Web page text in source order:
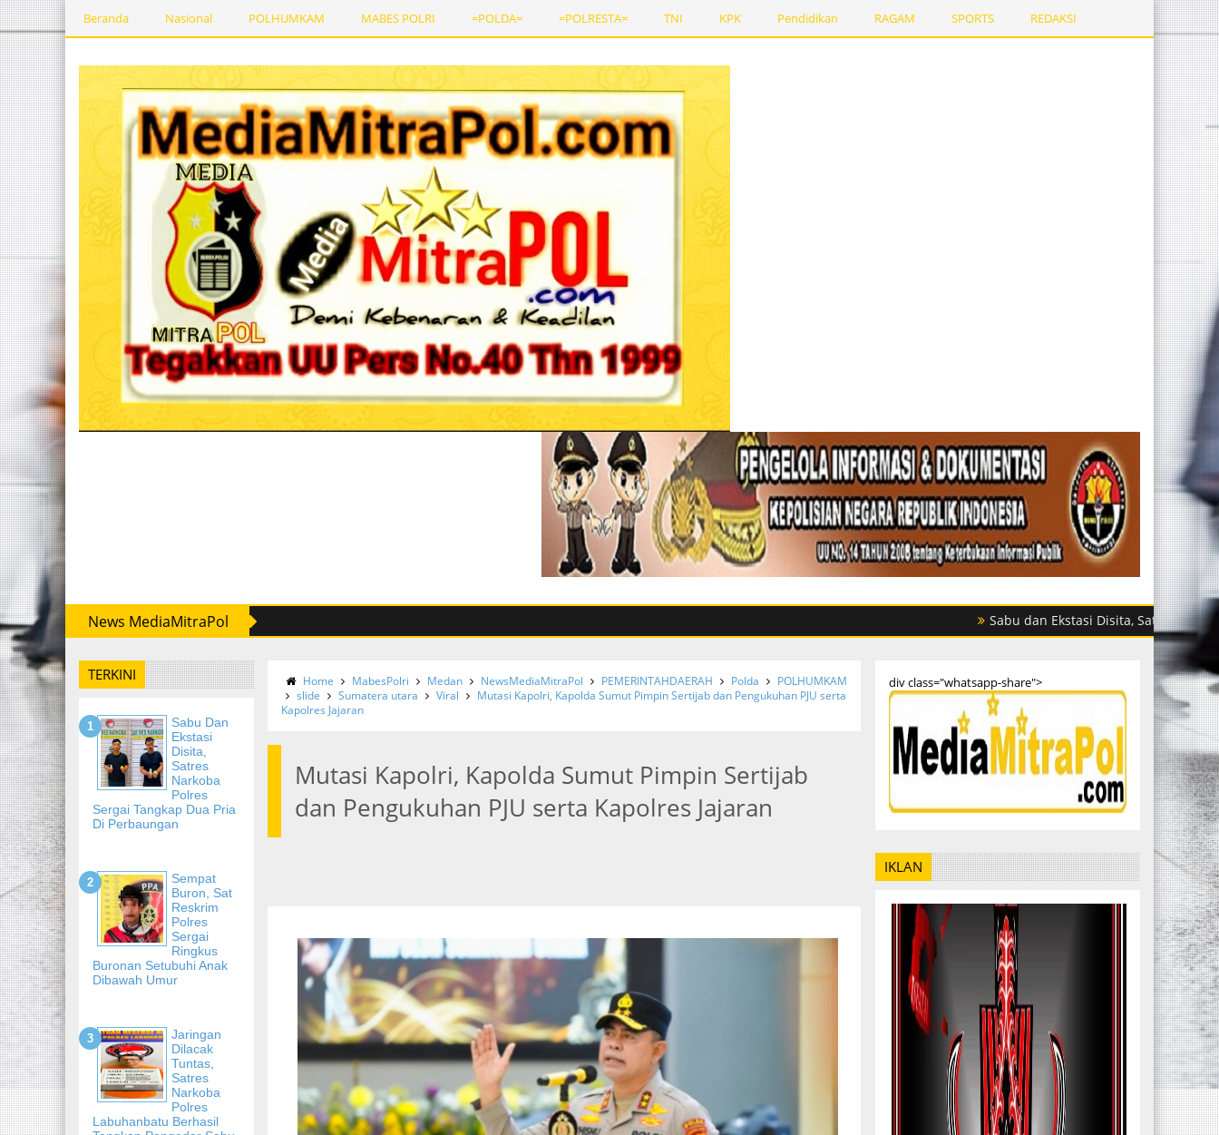
Beranda Nasional POLHUMKAM MABES POLRI =POLDA= =POLRESTA= TNI KPK Pendidikan RAGAM SPORTS REDAKSI
News MediaMitraPol Sabu dan Ekstasi Disita, Satres Narkoba Polres
TERKINI
Sabu Dan
Ekstasi
Disita,
Satres
Narkoba
Polres
Sergai Tangkap Dua Pria
Di Perbaungan
Sempat
Buron, Sat
Reskrim
Polres
Sergai
Ringkus
Buronan Setubuhi Anak
Dibawah Umur
Jaringan
Dilacak
Tuntas,
Satres
Narkoba
Polres
Labuhanbatu Berhasil
Home MabesPolri Medan NewsMediaMitraPol PEMERINTAHDAERAH Polda
POLHUMKAM
slide
Sumatera utara Viral
Mutasi Kapolri, Kapolda Sumut Pimpin Sertijab dan Pengukuhan PJU serta
Kapolres Jajaran
Mutasi Kapolri, Kapolda Sumut Pimpin Sertijab
dan Pengukuhan PJU serta Kapolres Jajaran
div class="whatsapp-share">
IKLAN